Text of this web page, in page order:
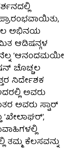
ಅಭಿನಯ
ಆಡಿಷನ್ಗಳ
‘ಆನಂದಮಯೀ
ಚೊಚ್ಚಲ
ನಿರ್ದೇಶಕ
ಅವರು
ಅವರು ಸ್ಟಾರ್
‘ಖೇಲಾಘರ್’,
ತಮ್ಮ ಕೆಲಸವನ್ನು